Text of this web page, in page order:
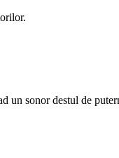
un sonor destul de